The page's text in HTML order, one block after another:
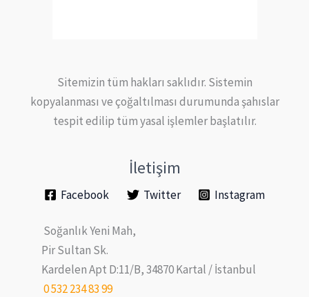
Sitemizin tüm hakları saklıdır. Sistemin
kopyalanması ve çoğaltılması durumunda şahıslar
tespit edilip tüm yasal işlemler başlatılır.
İletişim
Facebook Twitter Instagram
Soğanlık Yeni Mah,
Pir Sultan Sk.
Kardelen Apt D:11/B, 34870 Kartal / İstanbul
0 532 234 83 99